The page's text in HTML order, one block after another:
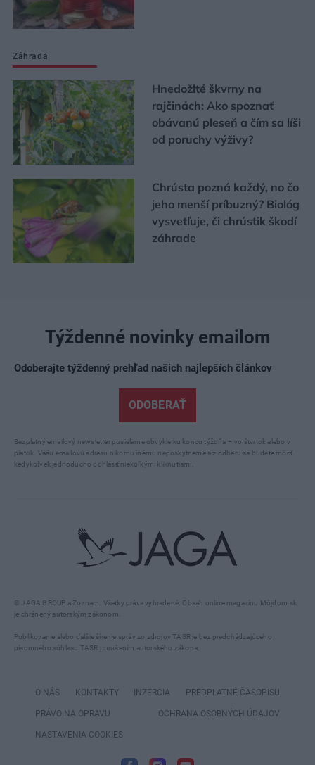
Záhrada
Hnedožlté škvrny na
rajčinách: Ako spoznať
obávanú pleseň a čím sa líši
od poruchy výživy?
Chrústa pozná každý, no čo
jeho menší príbuzný? Biológ
vysvetľuje, či chrústik škodí
záhrade
© JAGA GROUP a Zoznam. Všetky práva vyhradené. Obsah online magazínu Môjdom.sk
je chránený autorským zákonom.
Publikovanie alebo ďalšie šírenie správ zo zdrojov TASR je bez predchádzajúceho
písomného súhlasu TASR porušením autorského zákona.
Týždenné novinky emailom
Odoberajte týždenný prehľad našich najlepších článkov
ODOBERAŤ
Bezplatný emailový newsletter posielame obvykle ku koncu týždňa – vo štvrtok alebo v
piatok. Vašu emailovú adresu nikomu inému neposkytneme a z odberu sa budete môcť
kedykoľvek jednoducho odhlásiť niekoľkými kliknutiami.
O NÁS KONTAKTY INZERCIA PREDPLATNÉ ČASOPISU
PRÁVO NA OPRAVU OCHRANA OSOBNÝCH ÚDAJOV
NASTAVENIA COOKIES